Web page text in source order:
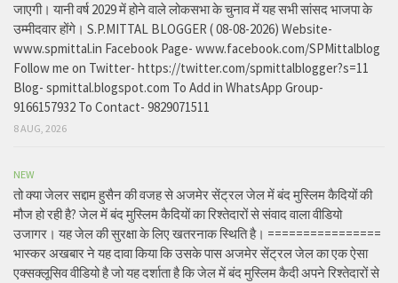
जाएगी। यानी वर्ष 2029 में होने वाले लोकसभा के चुनाव में यह सभी सांसद भाजपा के
उम्मीदवार होंगे। S.P.MITTAL BLOGGER ( 08-08-2026) Website-
www.spmittal.in Facebook Page- www.facebook.com/SPMittalblog
Follow me on Twitter- https://twitter.com/spmittalblogger?s=11
Blog- spmittal.blogspot.com To Add in WhatsApp Group-
9166157932 To Contact- 9829071511
8 AUG, 2026
NEW
तो क्या जेलर सद्दाम हुसैन की वजह से अजमेर सेंट्रल जेल में बंद मुस्लिम कैदियों की
मौज हो रही है? जेल में बंद मुस्लिम कैदियों का रिश्तेदारों से संवाद वाला वीडियो
उजागर। यह जेल की सुरक्षा के लिए खतरनाक स्थिति है। ================
भास्कर अखबार ने यह दावा किया कि उसके पास अजमेर सेंट्रल जेल का एक ऐसा
एक्सक्लूसिव वीडियो है जो यह दर्शाता है कि जेल में बंद मुस्लिम कैदी अपने रिश्तेदारों से